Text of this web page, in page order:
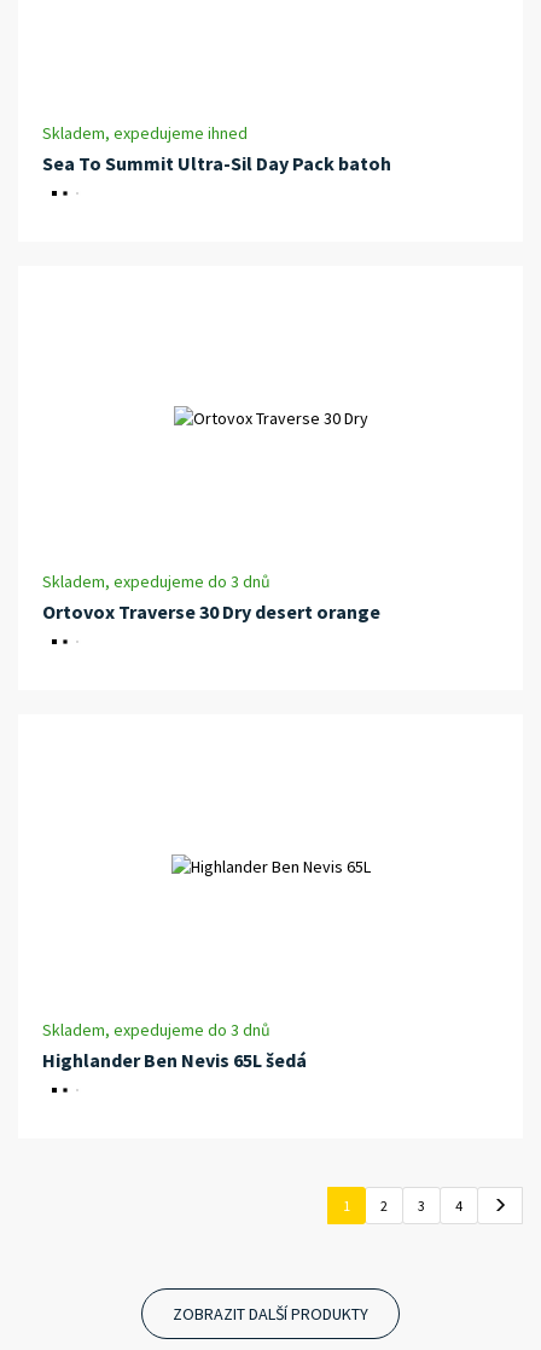
Skladem, expedujeme ihned
Sea To Summit Ultra-Sil Day Pack batoh
Skladem, expedujeme do 3 dnů
Ortovox Traverse 30 Dry desert orange
Skladem, expedujeme do 3 dnů
Highlander Ben Nevis 65L šedá
1 2 3 4
ZOBRAZIT DALŠÍ PRODUKTY